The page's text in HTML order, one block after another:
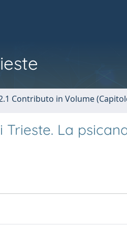
Contributo in Volume
La